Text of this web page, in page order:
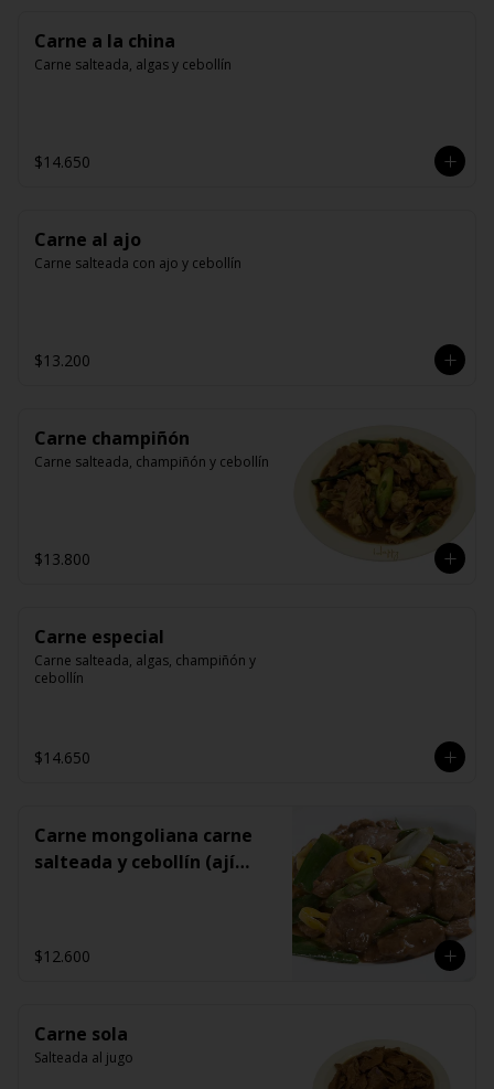
Carne a la china
Carne salteada, algas y cebollín
$14.650
Carne al ajo
Carne salteada con ajo y cebollín
$13.200
Carne champiñón
Carne salteada, champiñón y cebollín
$13.800
Carne especial
Carne salteada, algas, champiñón y
cebollín
$14.650
Carne mongoliana carne
salteada y cebollín (ají
$12.600
Carne sola
Salteada al jugo